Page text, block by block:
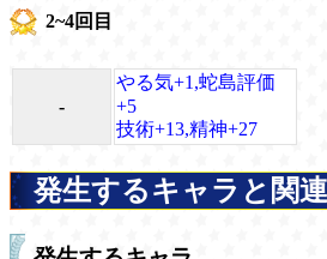
2~4回目
-
やる気+1,蛇島評価
+5
技術+13,精神+27
発生するキャラと関